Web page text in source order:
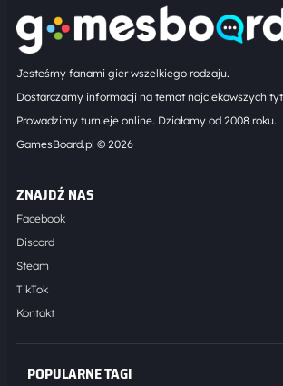
Jesteśmy fanami gier wszelkiego rodzaju.
Dostarczamy informacji na temat najciekawszych
Prowadzimy turnieje online. Działamy od 2008 roku.
GamesBoard.pl © 2026
ZNAJDŹ NAS
Facebook
Discord
Steam
TikTok
Kontakt
POPULARNE TAGI